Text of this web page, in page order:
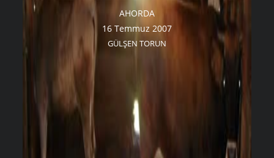
AHORDA
16 Temmuz 2007
GÜLŞEN TORUN